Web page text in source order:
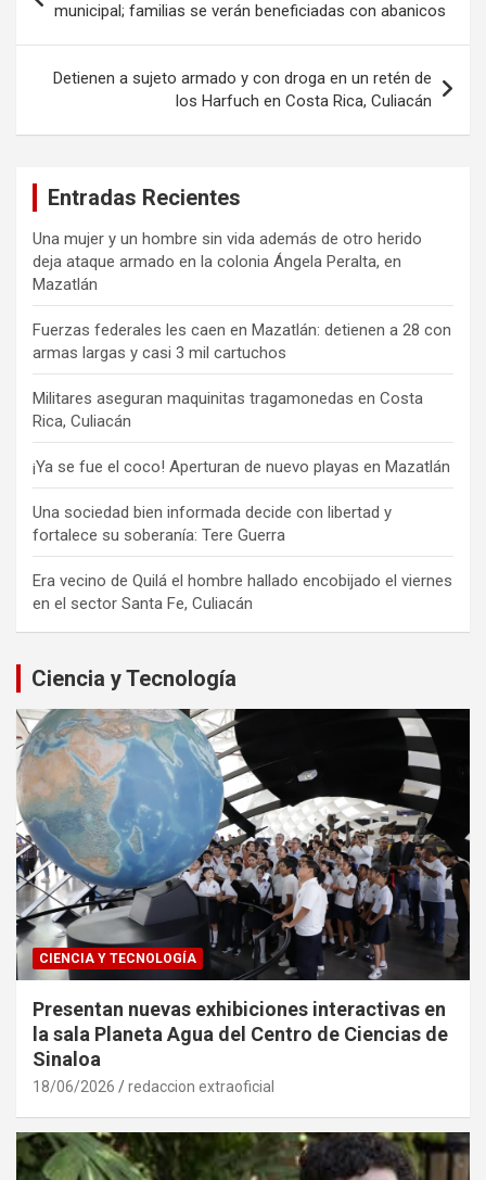
entradas
municipal; familias se verán beneficiadas con abanicos
Detienen a sujeto armado y con droga en un retén de
los Harfuch en Costa Rica, Culiacán
Entradas Recientes
Una mujer y un hombre sin vida además de otro herido
deja ataque armado en la colonia Ángela Peralta, en
Mazatlán
Fuerzas federales les caen en Mazatlán: detienen a 28 con
armas largas y casi 3 mil cartuchos
Militares aseguran maquinitas tragamonedas en Costa
Rica, Culiacán
¡Ya se fue el coco! Aperturan de nuevo playas en Mazatlán
Una sociedad bien informada decide con libertad y
fortalece su soberanía: Tere Guerra
Era vecino de Quilá el hombre hallado encobijado el viernes
en el sector Santa Fe, Culiacán
Ciencia y Tecnología
CIENCIA Y TECNOLOGÍA
Presentan nuevas exhibiciones interactivas en
la sala Planeta Agua del Centro de Ciencias de
Sinaloa
18/06/2026 redaccion extraoficial